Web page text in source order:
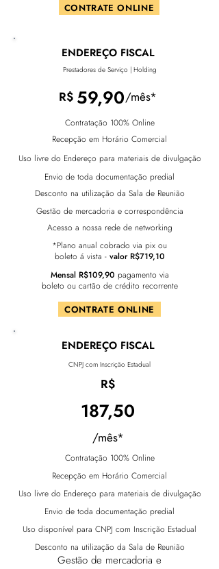
CONTRATE ONLINE
ENDEREÇO FISCAL
Prestadores de Serviço | Holding
R$ 59,90/mês*
Contratação 100% Online
Recepção em Horário Comercial
Uso livre do Endereço para materiais de divulgação
Envio de toda documentação predial
Desconto na utilização da Sala de Reunião
Gestão de mercadoria e correspondência
Acesso a nossa rede de networking
*Plano anual cobrado via pix ou
boleto á vista - valor R$719,10
Mensal R$109,90 pagamento via
boleto ou cartão de crédito recorrente
CONTRATE ONLINE
ENDEREÇO FISCAL
CNPJ com Inscrição Estadual
R$
187,50
/mês*
Contratação 100% Online
Recepção em Horário Comercial
Uso livre do Endereço para materiais de divulgação
Envio de toda documentação predial
Uso disponível para CNPJ com Inscrição Estadual
Desconto na utilização da Sala de Reunião
Gestão de mercadoria e